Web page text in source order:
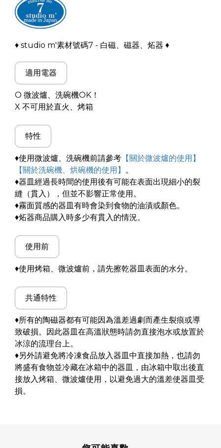
♦ studio m'素材號碼7 - 白磁、磁器、炻器 ♦
適用電器
O 微波爐、洗碗機OK！
X 不可用於直火、烤箱
特性
♦使用微波爐、洗碗機前請參考 【關於微波爐的使用】
【關於洗碗機、烘碗機的使用】
。
♦器皿經過長時間的使用後有可能在表面出現細小的裂
縫（貫入），但並不影響正常使用。
♦霧面質感的器皿有時會染到食物的油漬或顏色。
♦炻器商品購入時多少有貫入的情況。
使用前
♦使用烤箱、微波爐前，請先擦乾器皿表面的水分。
共通特性
♦所有的陶磁器都有可能因為溫差過劇而產生裂痕或導
致破損。因此器皿在高溫狀態時請勿直接泡水或放置於
冰涼的流理台上。
♦另外請避免將冷凍食品放入器皿中直接加熱，也請勿
將盛有食物並冷藏在冰箱中的器皿，由冰箱中取出後直
接放入烤箱、微波爐使用，以避免過大的溫差使器皿受
損。